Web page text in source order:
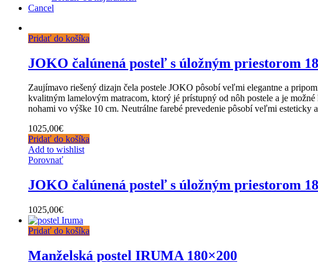
Cancel
Pridať do košíka
JOKO čalúnená posteľ s úložným priestorom
Zaujímavo riešený dizajn čela postele JOKO pôsobí veľmi elegantne a
kvalitným lamelovým matracom, ktorý jé prístupný od nôh postele a je
nohami vo výške 10 cm. Neutrálne farebé prevedenie pôsobí veľmi
1025,00€
Pridať do košíka
Add to wishlist
Porovnať
JOKO čalúnená posteľ s úložným priestorom
1025,00€
Pridať do košíka
Manželská postel IRUMA 180×200